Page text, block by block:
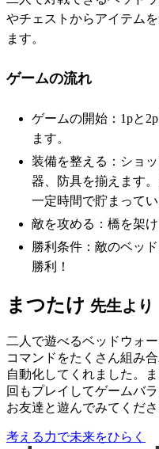
やチェストからアイテム
ます。
ゲームの流れ
ゲームの開始：1pと
ます。
装備を整える：ショ
器、防具を揃えます
一定時間で貯まってい
敵を攻める：橋を架
勝利条件：敵のベッ
勝利！
まつたけ 先生より
二人で遊べるベッドウォ
コマンドをたくさん組み
自動化してくれました。
回もプレイしてゲームバ
お友達と遊んでみてくださ
考える力で未来をひらく